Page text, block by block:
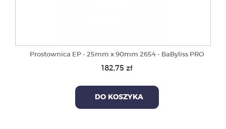
Prostownica EP - 25mm x 90mm 2654 - BaByliss PRO
182,75 zł
DO KOSZYKA